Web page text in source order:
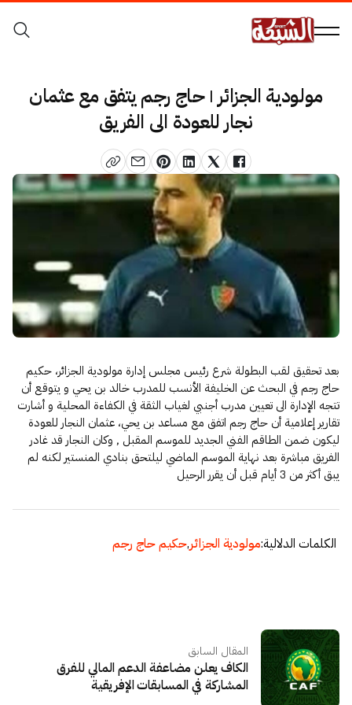
مولودية الجزائر | حاج رجم يتفق مع عثمان
نجار للعودة الى الفريق
بعد تحقيق لقب البطولة شرع رئيس مجلس إدارة مولودية الجزائر، حكيم
حاج رجم في البحث عن الخليفة الأنسب للمدرب خالد بن يحي و يتوقع أن
تتجه الإدارة الى تعيين مدرب أجنبي لغياب الثقة في الكفاءة المحلية و أشارت
تقارير إعلامية أن حاج رجم اتفق مع مساعد بن يحي، عثمان النجار للعودة
ليكون ضمن الطاقم الفني الجديد للموسم المقبل ٫ وكان النجار قد غادر
الفريق مباشرة بعد نهاية الموسم الماضي ليلتحق بنادي المنستير لكنه لم
يبق أكثر من 3 أيام قبل أن يقرر الرحيل
الكلمات الدلالية:مولودية الجزائر,حكيم حاج رجم
المقال السابق
الكاف يعلن مضاعفة الدعم المالي للفرق
المشاركة في المسابقات الإفريقية